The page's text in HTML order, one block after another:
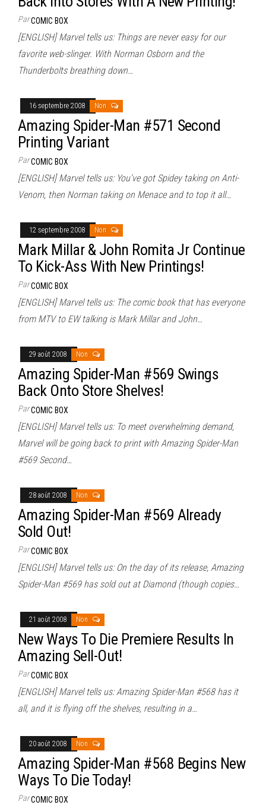
ParCOMIC BOX
[ENGLISH] Marvel tells us: Things are never easy for our
favorite web-slinger. With Norman Osborn and the
Thunderbolts breathing down…
16 septembre 2008 Non
Amazing Spider-Man #571 Second
Printing Variant
ParCOMIC BOX
[ENGLISH] Marvel tells us: You’ve got Spidey taking on Anti-
Venom, then Norman taking on Menace and to top it all…
12 septembre 2008 Non
Mark Millar & John Romita Jr Continue
To Kick-Ass With New Printings!
ParCOMIC BOX
[ENGLISH] Marvel tells us: The comic book that has everyone
from MTV to EW talking is Mark Millar and John…
29 août 2008 Non
Amazing Spider-Man #569 Swings
Back Onto Store Shelves!
ParCOMIC BOX
[ENGLISH] Marvel tells us: To meet overwhelming demand,
Marvel will be going back to print with Amazing Spider-Man
#569 Second…
28 août 2008 Non
Amazing Spider-Man #569 Already
Sold Out!
ParCOMIC BOX
[ENGLISH] Marvel tells us: On the day of its release, Amazing
Spider-Man #569 has sold out at Diamond (though copies…
21 août 2008 Non
New Ways To Die Premiere Results In
Amazing Sell-Out!
ParCOMIC BOX
[ENGLISH] Marvel tells us: Amazing Spider-Man #568 has it
all, and it is flying off the shelves, resulting in a…
20 août 2008 Non
Amazing Spider-Man #568 Begins New
Ways To Die Today!
ParCOMIC BOX